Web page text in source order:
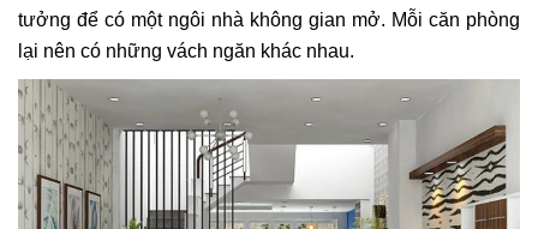
tưởng để có một ngôi nhà không gian mở. Mỗi căn phòng
lại nên có những vách ngăn khác nhau.